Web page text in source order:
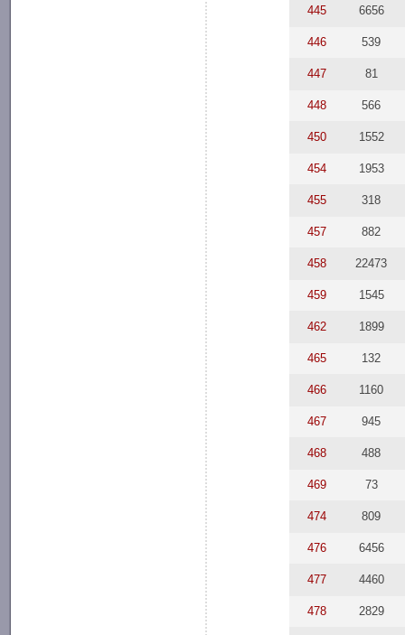
445 6656
446 539
447 81
448 566
450 1552
454 1953
455 318
457 882
458 22473
459 1545
462 1899
465 132
466 1160
467 945
468 488
469 73
474 809
476 6456
477 4460
478 2829